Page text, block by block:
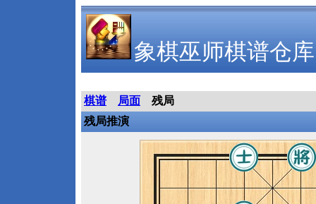
象棋巫师棋谱仓库
棋谱 局面
残局
残局推演